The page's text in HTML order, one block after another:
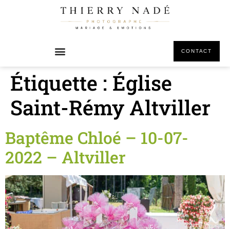
CONTACT
Étiquette : Église
Saint-Rémy Altviller
Baptême Chloé – 10-07-
2022 – Altviller